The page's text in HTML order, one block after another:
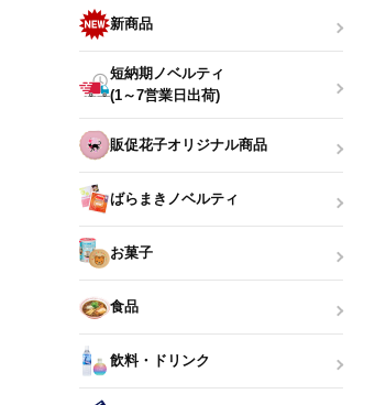
新商品
短納期ノベルティ
(1～7営業日出荷)
販促花子オリジナル商品
ばらまきノベルティ
お菓子
食品
飲料・ドリンク